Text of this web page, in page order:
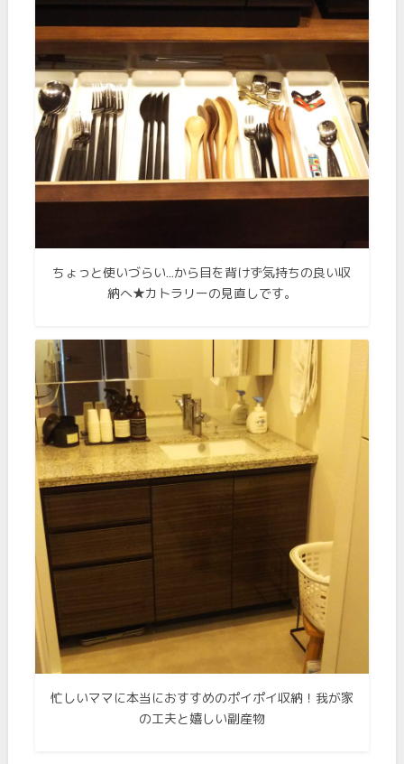
ちょっと使いづらい…から目を背けず気持ちの良い収
納へ★カトラリーの見直しです。
忙しいママに本当におすすめのポイポイ収納！我が家
の工夫と嬉しい副産物